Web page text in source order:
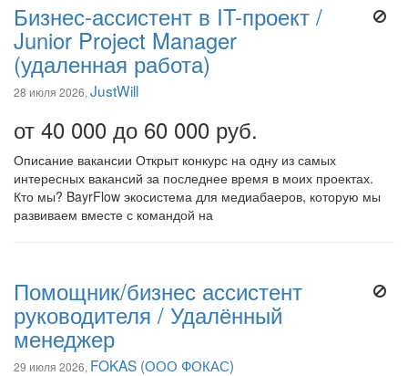
Бизнес-ассистент в IT-проект /
Junior Project Manager
(удаленная работа)
28 июля 2026, JustWill
от 40 000 до 60 000 руб.
Описание вакансии Открыт конкурс на одну из самых
интересных вакансий за последнее время в моих проектах.
Кто мы? BayrFlow экосистема для медиабаеров, которую мы
развиваем вместе с командой на
Помощник/бизнес ассистент
руководителя / Удалённый
менеджер
29 июля 2026, FOKAS (ООО ФОКАС)